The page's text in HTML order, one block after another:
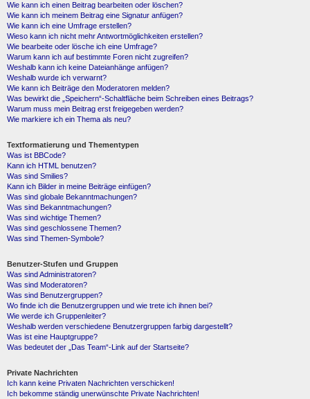
Wie kann ich einen Beitrag bearbeiten oder löschen?
Wie kann ich meinem Beitrag eine Signatur anfügen?
Wie kann ich eine Umfrage erstellen?
Wieso kann ich nicht mehr Antwortmöglichkeiten erstellen?
Wie bearbeite oder lösche ich eine Umfrage?
Warum kann ich auf bestimmte Foren nicht zugreifen?
Weshalb kann ich keine Dateianhänge anfügen?
Weshalb wurde ich verwarnt?
Wie kann ich Beiträge den Moderatoren melden?
Was bewirkt die „Speichern“-Schaltfläche beim Schreiben eines Beitrags?
Warum muss mein Beitrag erst freigegeben werden?
Wie markiere ich ein Thema als neu?
Textformatierung und Thementypen
Was ist BBCode?
Kann ich HTML benutzen?
Was sind Smilies?
Kann ich Bilder in meine Beiträge einfügen?
Was sind globale Bekanntmachungen?
Was sind Bekanntmachungen?
Was sind wichtige Themen?
Was sind geschlossene Themen?
Was sind Themen-Symbole?
Benutzer-Stufen und Gruppen
Was sind Administratoren?
Was sind Moderatoren?
Was sind Benutzergruppen?
Wo finde ich die Benutzergruppen und wie trete ich ihnen bei?
Wie werde ich Gruppenleiter?
Weshalb werden verschiedene Benutzergruppen farbig dargestellt?
Was ist eine Hauptgruppe?
Was bedeutet der „Das Team“-Link auf der Startseite?
Private Nachrichten
Ich kann keine Privaten Nachrichten verschicken!
Ich bekomme ständig unerwünschte Private Nachrichten!